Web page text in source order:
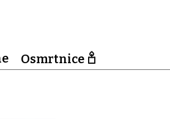
Osmrtnice